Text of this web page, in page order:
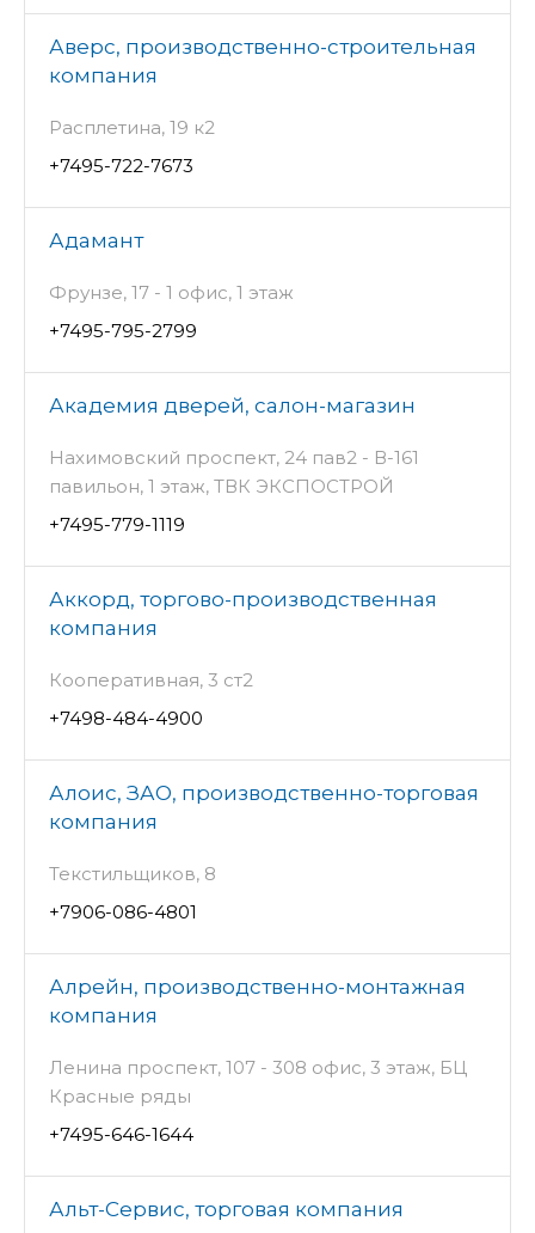
Аверс, производственно-строительная
компания
Расплетина, 19 к2
+7495-722-7673
Адамант
Фрунзе, 17 - 1 офис, 1 этаж
+7495-795-2799
Академия дверей, салон-магазин
Нахимовский проспект, 24 пав2 - В-161
павильон, 1 этаж, ТВК ЭКСПОСТРОЙ
+7495-779-1119
Аккорд, торгово-производственная
компания
Кооперативная, 3 ст2
+7498-484-4900
Алоис, ЗАО, производственно-торговая
компания
Текстильщиков, 8
+7906-086-4801
Алрейн, производственно-монтажная
компания
Ленина проспект, 107 - 308 офис, 3 этаж, БЦ
Красные ряды
+7495-646-1644
Альт-Сервис, торговая компания